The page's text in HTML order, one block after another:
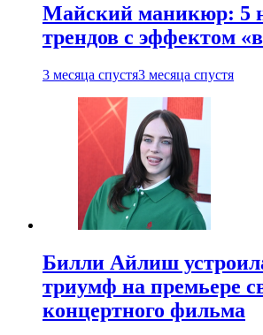
Майский маникюр: 5
трендов с эффектом
3 месяца спустя3 месяца спустя
Билли Айлиш
триумф на премьере
концертного фильма